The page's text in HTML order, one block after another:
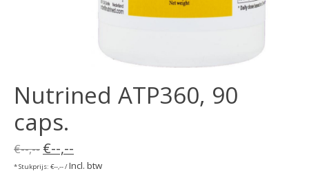
Nutrined ATP360, 90
caps.
€--,-- €--,--
* Stukprijs: €--,-- /Incl. btw